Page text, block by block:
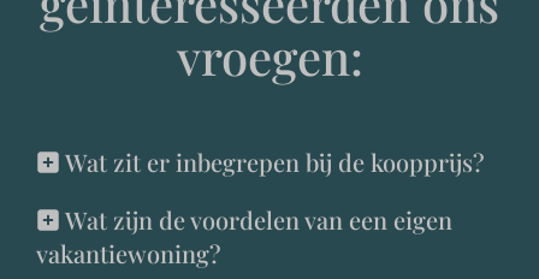
vroegen:
Wat zit er inbegrepen bij de koopprijs?
Wat zijn de voordelen van een eigen
vakantiewoning?